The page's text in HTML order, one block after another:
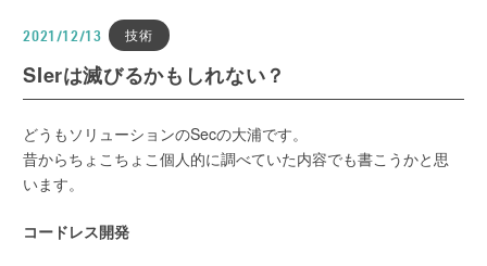
2021/12/13 技術
SIerは滅びるかもしれない？
どうもソリューションのSecの大浦です。
昔からちょこちょこ個人的に調べていた内容でも書こうかと思
います。
コードレス開発